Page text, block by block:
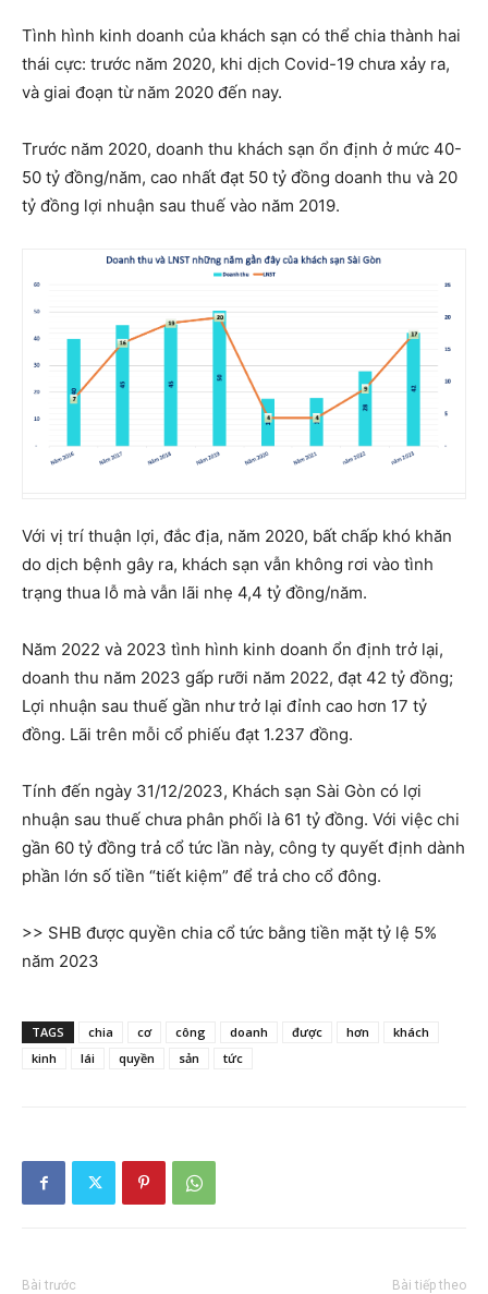
Tình hình kinh doanh của khách sạn có thể chia thành hai
thái cực: trước năm 2020, khi dịch Covid-19 chưa xảy ra,
và giai đoạn từ năm 2020 đến nay.
Trước năm 2020, doanh thu khách sạn ổn định ở mức 40-
50 tỷ đồng/năm, cao nhất đạt 50 tỷ đồng doanh thu và 20
tỷ đồng lợi nhuận sau thuế vào năm 2019.
Với vị trí thuận lợi, đắc địa, năm 2020, bất chấp khó khăn
do dịch bệnh gây ra, khách sạn vẫn không rơi vào tình
trạng thua lỗ mà vẫn lãi nhẹ 4,4 tỷ đồng/năm.
Năm 2022 và 2023 tình hình kinh doanh ổn định trở lại,
doanh thu năm 2023 gấp rưỡi năm 2022, đạt 42 tỷ đồng;
Lợi nhuận sau thuế gần như trở lại đỉnh cao hơn 17 tỷ
đồng. Lãi trên mỗi cổ phiếu đạt 1.237 đồng.
Tính đến ngày 31/12/2023, Khách sạn Sài Gòn có lợi
nhuận sau thuế chưa phân phối là 61 tỷ đồng. Với việc chi
gần 60 tỷ đồng trả cổ tức lần này, công ty quyết định dành
phần lớn số tiền “tiết kiệm” để trả cho cổ đông.
>> SHB được quyền chia cổ tức bằng tiền mặt tỷ lệ 5%
năm 2023
TAGS chia cơ công doanh được hơn
khách
kinh
lái quyền sản tức
Bài trước Bài tiếp theo